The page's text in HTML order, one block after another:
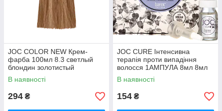
JOC COLOR NEW Крем-
фарба 100мл 8.3 светлый
блондин золотистый
В наявності
294 ₴
JOC CURE Інтенсивна
терапія проти випадіння
волосся 1АМПУЛА 8мл 8мл
В наявності
154 ₴